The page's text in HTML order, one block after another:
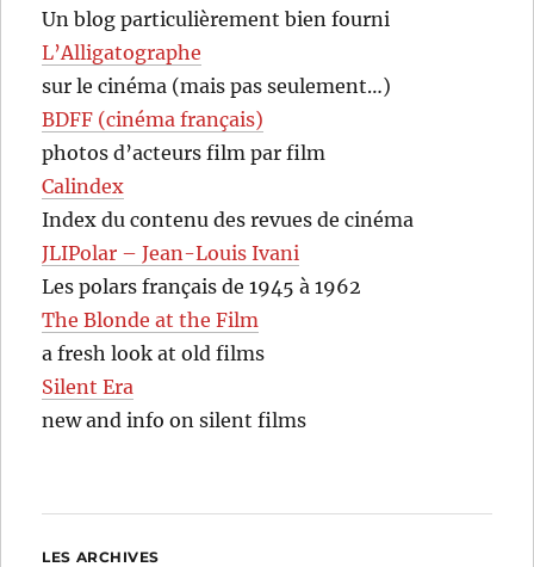
Un blog particulièrement bien fourni
L’Alligatographe
sur le cinéma (mais pas seulement…)
BDFF (cinéma français)
photos d’acteurs film par film
Calindex
Index du contenu des revues de cinéma
JLIPolar – Jean-Louis Ivani
Les polars français de 1945 à 1962
The Blonde at the Film
a fresh look at old films
Silent Era
new and info on silent films
LES ARCHIVES